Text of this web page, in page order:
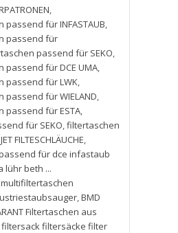
,
für INFASTAUB,
passend für
passend für SEKO,
für DCE UMA,
passend für LWK,
für WIELAND,
passend für ESTA,
für SEKO,filtertaschen
JET FILTESCHLÄUCHE,
für dce infastaub
lühr beth ...
,BMD
Filtertaschen aus
filtersack filtersäcke filter